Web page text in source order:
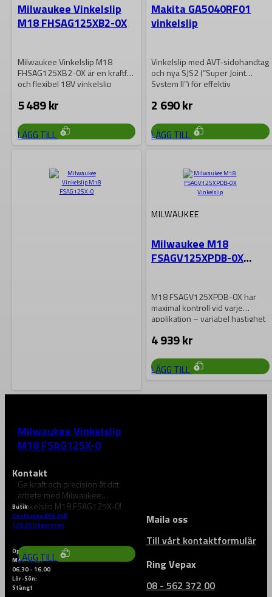
Milwaukee Vinkelslip
M18 FHSAG125XB2-0X
Milwaukee Vinkelslip M18
FHSAG125XB2-0X är en kraftfull
och flexibel 18V vinkelslip
5 489kr
LÄGG TILL
Makita GA5040RF01
vinkelslip
Vinkelslip med AVT-sidohandtag
och nya SJS2 (”Super Joint
System II”) för effektiv
“Super…
2 690kr
LÄGG TILL
Milwaukee Vinkelslip
M18 FSAG125X-0
Ge kraft och precision åt ditt
arbete med Milwaukee
Vinkelslip M18 FSAG125X-0!
M18 FUEL-teknologi ger…
2 499kr
LÄGG TILL
MILWAUKEE
Milwaukee M18
FSAGV125XPDB-0X
M18 FSAGV125XPDB-0X har
maximal kontroll vid varje
applikation – variabel hastighet
4 939kr
LÄGG TILL
Kontakt
Butik
Västberga Allé 36B
126 30 Hägersten
Maila oss
Till vårt kontaktformulär
Öppettider
Mån-Fred:
06.30 - 16.00
Lör-Sön:
Stängt
Ring Vepax
08 - 562 372 00